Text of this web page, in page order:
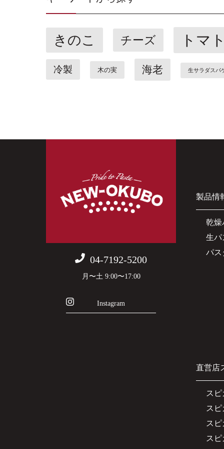
きのこ チーズ トマト
冷製 木の実 海老 生サラダスパ
04-7192-5200
月〜土 9:00〜17:00
Instagram
製品情
乾燥
生パ
パス
直営店
ス
ス
ス
ス